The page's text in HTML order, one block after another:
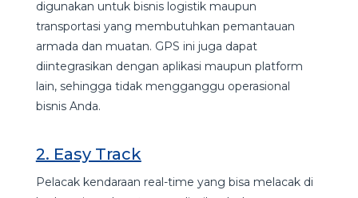
digunakan untuk bisnis logistik maupun
transportasi yang membutuhkan pemantauan
armada dan muatan. GPS ini juga dapat
diintegrasikan dengan aplikasi maupun platform
lain, sehingga tidak mengganggu operasional
bisnis Anda.
2. Easy Track
Pelacak kendaraan real-time yang bisa melacak di